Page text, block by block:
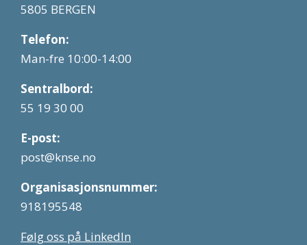
5805 BERGEN
Telefon:
Man-fre 10:00-14:00
Sentralbord:
55 19 30 00
E-post:
post@knse.no
Organisasjonsnummer:
918195548
Følg oss på LinkedIn